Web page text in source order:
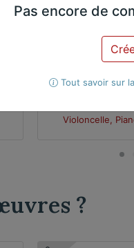
In aller
Violoncelle,
?
Pas encore de
Tout savoir sur